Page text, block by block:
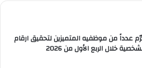
عدداً من موظفيه المتميزين لتحقيق ارقام
خلال الربع الأول من 2026